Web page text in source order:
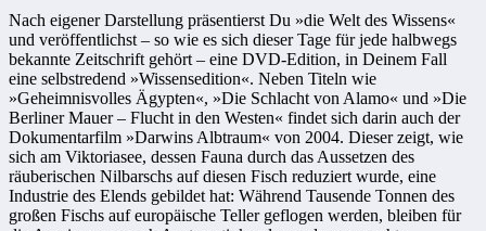
Nach eigener Darstellung präsentierst Du »die Welt des Wissens«
und veröffentlichst – so wie es sich dieser Tage für jede halbwegs
bekannte Zeitschrift gehört – eine DVD-Edition, in Deinem Fall
eine selbstredend »Wissensedition«. Neben Titeln wie
»Geheimnisvolles Ägypten«, »Die Schlacht von Alamo« und »Die
Berliner Mauer – Flucht in den Westen« findet sich darin auch der
Dokumentarfilm »Darwins Albtraum« von 2004. Dieser zeigt, wie
sich am Viktoriasee, dessen Fauna durch das Aussetzen des
räuberischen Nilbarschs auf diesen Fisch reduziert wurde, eine
Industrie des Elends gebildet hat: Während Tausende Tonnen des
großen Fischs auf europäische Teller geflogen werden, bleiben für